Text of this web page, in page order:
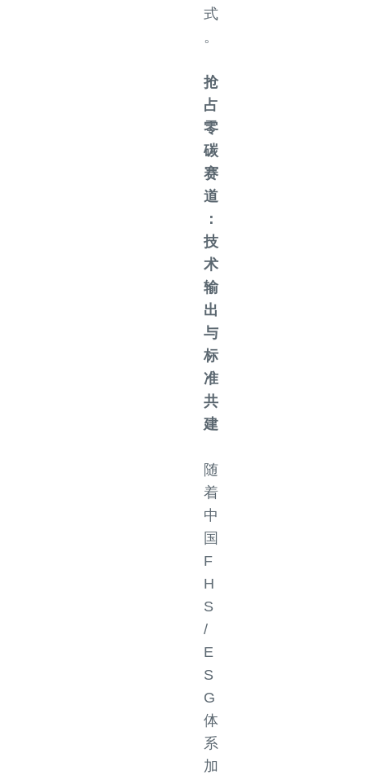
式
。
抢
占
零
碳
赛
道
：
技
术
输
出
与
标
准
共
建
随
着
中
国
F
H
S
/
E
S
G
体
系
加